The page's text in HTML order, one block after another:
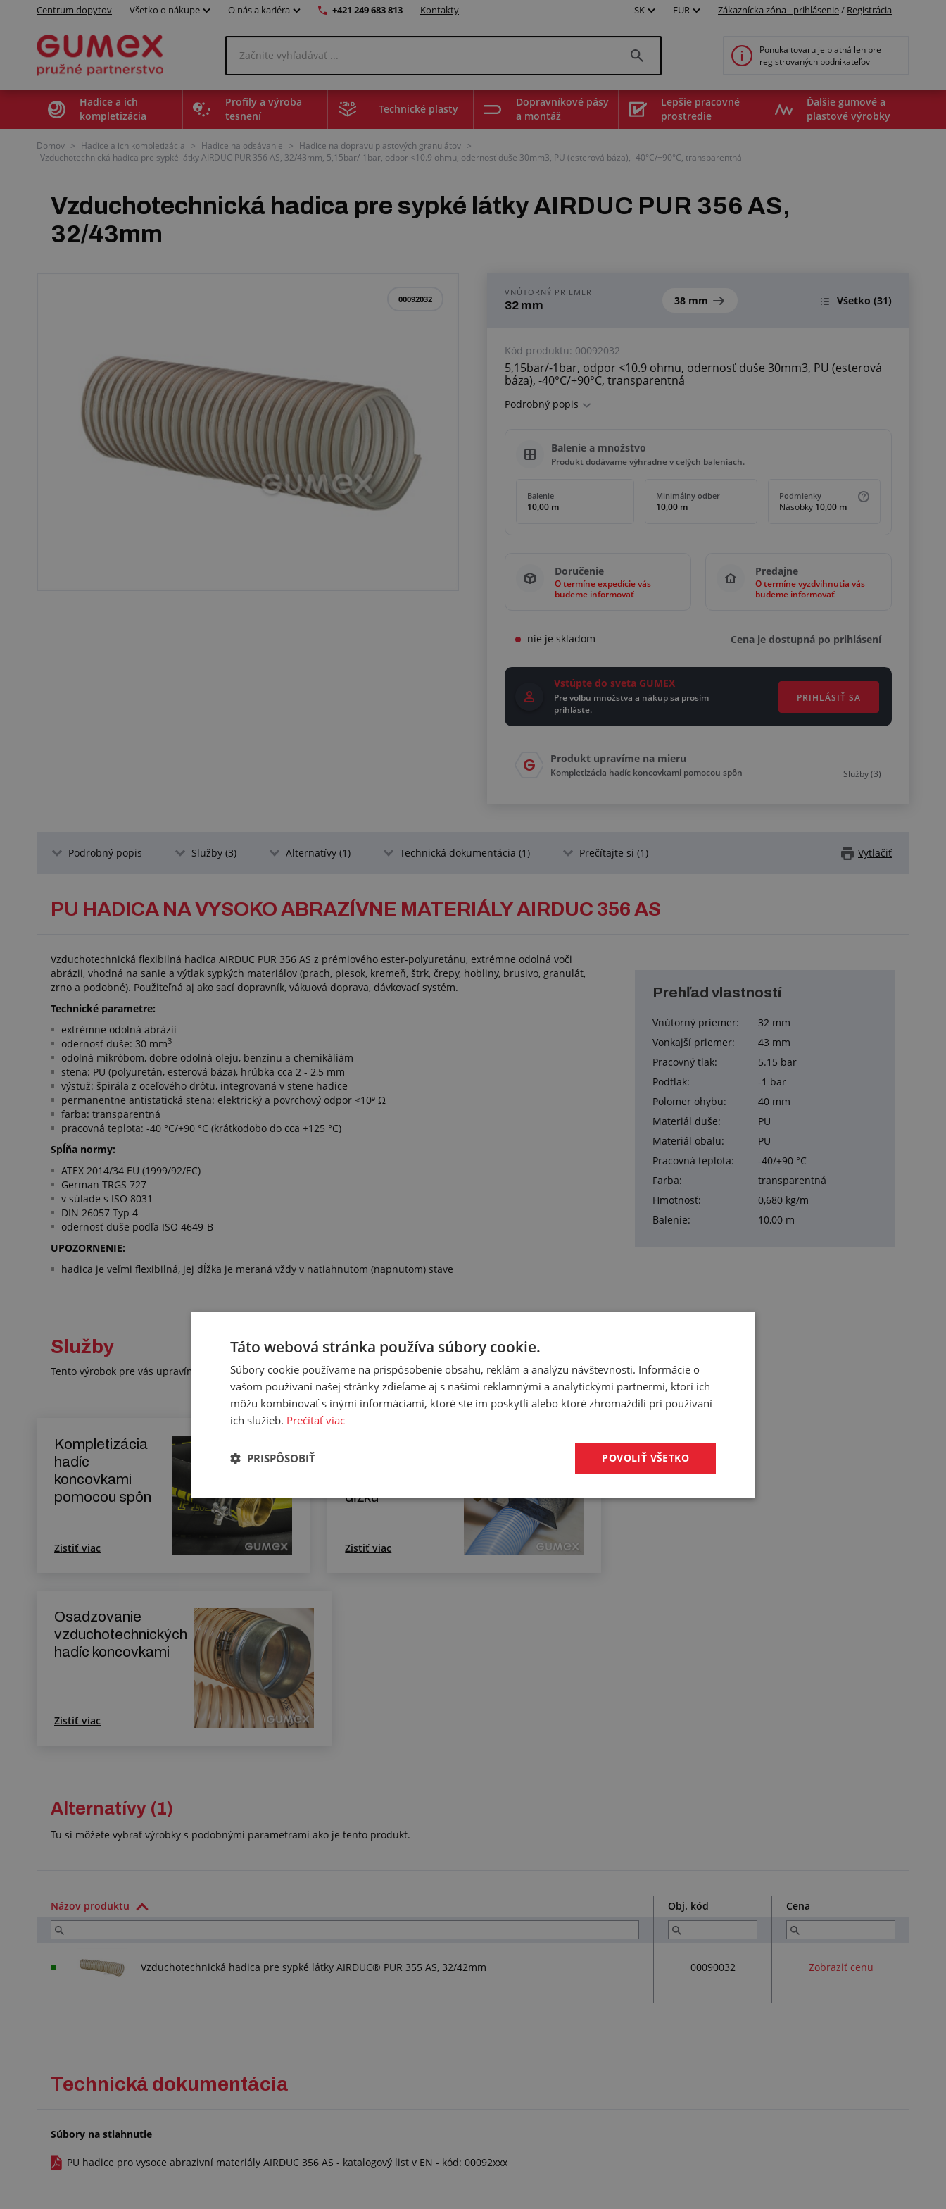
Centrum dopytov Všetko o nákupe O nás a kariéra +421 249 683 813 Kontakty SK EUR Zákaznícka zóna - prihlásenie/ Registrácia
Ponuka tovaru je platná len pre
registrovaných podnikateľov
Hadice a ich
kompletizácia
Profily a výroba
tesnení
Technické plasty
Dopravníkové pásy
a montáž
Lepšie pracovné
prostredie
Ďalšie gumové a
plastové výrobky
Domov > Hadice a ich kompletizácia > Hadice na odsávanie > Hadice na dopravu plastových granulátov >
Vzduchotechnická hadica pre sypké látky AIRDUC PUR 356 AS, 32/43mm, 5,15bar/-1bar, odpor <10.9 ohmu, odernosť duše 30mm3, PU (esterová báza), -40°C/+90°C, transparentná
Vzduchotechnická hadica pre sypké látky AIRDUC PUR 356 AS,
32/43mm
00092032
VNÚTORNÝ PRIEMER
32 mm 38 mm Všetko (31)
Kód produktu: 00092032
5,15bar/-1bar, odpor <10.9 ohmu, odernosť duše 30mm3, PU (esterová
báza), -40°C/+90°C, transparentná
Podrobný popis
Balenie a množstvo
Produkt dodávame výhradne v celých baleniach.
Balenie
10,00 m
Minimálny odber
10,00 m
Podmienky
Násobky 10,00 m
Doručenie
O termíne expedície vás
budeme informovať
Predajne
O termíne vyzdvihnutia vás
budeme informovať
nie je skladom Cena je dostupná po prihlásení
Vstúpte do sveta GUMEX
Pre voľbu množstva a nákup sa prosím
prihláste.
PRIHLÁSIŤ SA
Produkt upravíme na mieru
Kompletizácia hadíc koncovkami pomocou spôn Služby (3)
Podrobný popis Služby (3) Alternatívy (1) Technická dokumentácia (1) Prečítajte si (1) Vytlačiť
PU HADICA NA VYSOKO ABRAZÍVNE MATERIÁLY AIRDUC 356 AS
Vzduchotechnická flexibilná hadica AIRDUC PUR 356 AS z prémiového ester-polyuretánu, extrémne odolná voči
abrázii, vhodná na sanie a výtlak sypkých materiálov (prach, piesok, kremeň, štrk, črepy, hobliny, brusivo, granulát,
zrno a podobné). Použiteľná aj ako sací dopravník, vákuová doprava, dávkovací systém.
Technické parametre:
extrémne odolná abrázii
odernosť duše: 30 mm3
odolná mikróbom, dobre odolná oleju, benzínu a chemikáliám
stena: PU (polyuretán, esterová báza), hrúbka cca 2 - 2,5 mm
výstuž: špirála z oceľového drôtu, integrovaná v stene hadice
permanentne antistatická stena: elektrický a povrchový odpor <10⁹ Ω
farba: transparentná
pracovná teplota: -40 °C/+90 °C (krátkodobo do cca +125 °C)
Spĺňa normy:
ATEX 2014/34 EU (1999/92/EC)
German TRGS 727
v súlade s ISO 8031
DIN 26057 Typ 4
odernosť duše podľa ISO 4649-B
UPOZORNENIE:
hadica je veľmi flexibilná, jej dĺžka je meraná vždy v natiahnutom (napnutom) stave
Prehľad vlastností
Vnútorný priemer:
32 mm
Vonkajší priemer:
43 mm
Pracovný tlak:
5.15 bar
Podtlak:
-1 bar
Polomer ohybu:
40 mm
Materiál duše:
PU
Materiál obalu:
PU
Pracovná teplota:
-40/+90 °C
Farba:
transparentná
Hmotnosť:
0,680 kg/m
Balenie:
10,00 m
Služby
Tento výrobok pre vás upravíme na mieru. Konkrétnu špecifikáciu budete môcť upresniť v poznámke pri objednávke.
Kompletizácia
hadíc
koncovkami
pomocou spôn
Zistiť viac
dĺžku
Zistiť viac
Osadzovanie
vzduchotechnických
hadíc koncovkami
Zistiť viac
Alternatívy (1)
Tu si môžete vybrať výrobky s podobnými parametrami ako je tento produkt.
Názov produktu Obj. kód Cena
Vzduchotechnická hadica pre sypké látky AIRDUC® PUR 355 AS, 32/42mm 00090032 Zobraziť cenu
Technická dokumentácia
Súbory na stiahnutie
PU hadice pro vysoce abrazivní materiály AIRDUC 356 AS - katalogový list v EN - kód: 00092xxx
Táto webová stránka používa súbory cookie.
Súbory cookie používame na prispôsobenie obsahu, reklám a analýzu návštevnosti. Informácie o
vašom používaní našej stránky zdieľame aj s našimi reklamnými a analytickými partnermi, ktorí ich
môžu kombinovať s inými informáciami, ktoré ste im poskytli alebo ktoré zhromaždili pri používaní
ich služieb. Prečítať viac
POVOLIŤ VŠETKO
PRISPÔSOBIŤ